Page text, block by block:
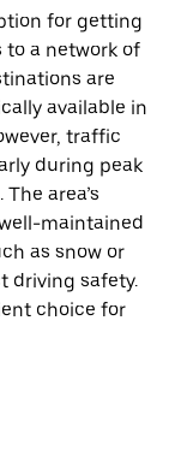
for getting
to a network of
are
available in
traffic
during peak
area’s
maintained
as snow or
driving safety.
choice for